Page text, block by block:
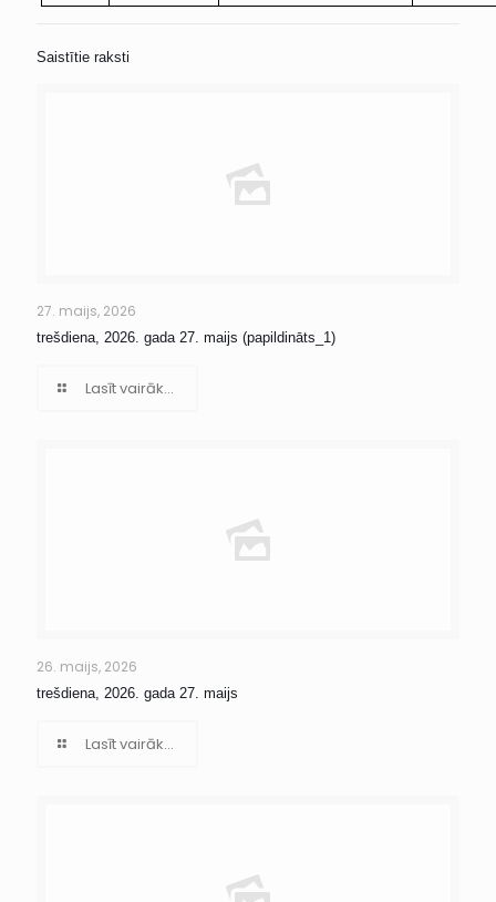
Saistītie raksti
27. maijs, 2026
trešdiena, 2026. gada 27. maijs (papildināts_1)
Lasīt vairāk...
26. maijs, 2026
trešdiena, 2026. gada 27. maijs
Lasīt vairāk...